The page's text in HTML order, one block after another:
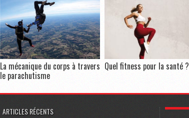
La mécanique du corps à travers
le parachutisme
Quel fitness pour la santé ?
ARTICLES RÉCENTS